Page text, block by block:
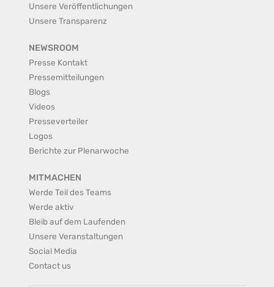
Unsere Veröffentlichungen
Unsere Transparenz
NEWSROOM
Presse Kontakt
Pressemitteilungen
Blogs
Videos
Presseverteiler
Logos
Berichte zur Plenarwoche
MITMACHEN
Werde Teil des Teams
Werde aktiv
Bleib auf dem Laufenden
Unsere Veranstaltungen
Social Media
Contact us